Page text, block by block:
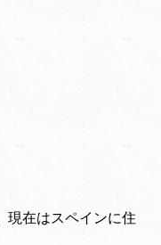
現在はスペインに住